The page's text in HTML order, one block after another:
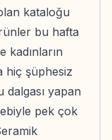
kataloğu
bu hafta
kadınların
hiç şüphesiz
dalgası yapan
pek çok